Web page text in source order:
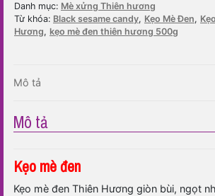
Hương
500gr
Danh mục: Mè xửng Thiên hương
Từ khóa: Black sesame candy, Kẹo Mè Đen,
Hương, kẹo mè đen thiên hương 500g
Mô tả
Mô tả
Kẹo mè đen
Kẹo mè đen Thiên Hương giòn bùi, ngọt